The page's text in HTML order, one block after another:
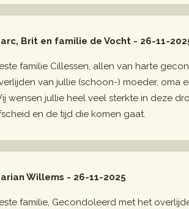
Brit en familie de Vocht - 26-11-
familie Cillessen, allen van harte
van jullie (schoon-) moeder, oma
wensen jullie heel veel sterkte in deze
en de tijd die komen gaat.
Willems - 26-11-2025
familie, Gecondoleerd met het